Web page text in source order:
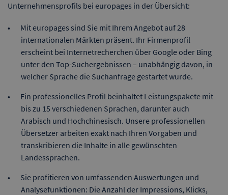
Unternehmensprofils bei europages in der Übersicht:
Mit europages sind Sie mit Ihrem Angebot auf 28
internationalen Märkten präsent. Ihr Firmenprofil
erscheint bei Internetrecherchen über Google oder Bing
unter den Top-Suchergebnissen – unabhängig davon, in
welcher Sprache die Suchanfrage gestartet wurde.
Ein professionelles Profil beinhaltet Leistungspakete mit
bis zu 15 verschiedenen Sprachen, darunter auch
Arabisch und Hochchinesisch. Unsere professionellen
Übersetzer arbeiten exakt nach Ihren Vorgaben und
transkribieren die Inhalte in alle gewünschten
Landessprachen.
Sie profitieren von umfassenden Auswertungen und
Analysefunktionen: Die Anzahl der Impressions, Klicks,